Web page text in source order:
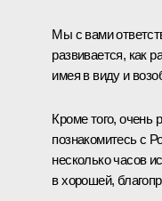
Мы с вами
развивается, как
имея в виду и
Кроме того,
познакомитесь с
несколько часов
в хорошей,